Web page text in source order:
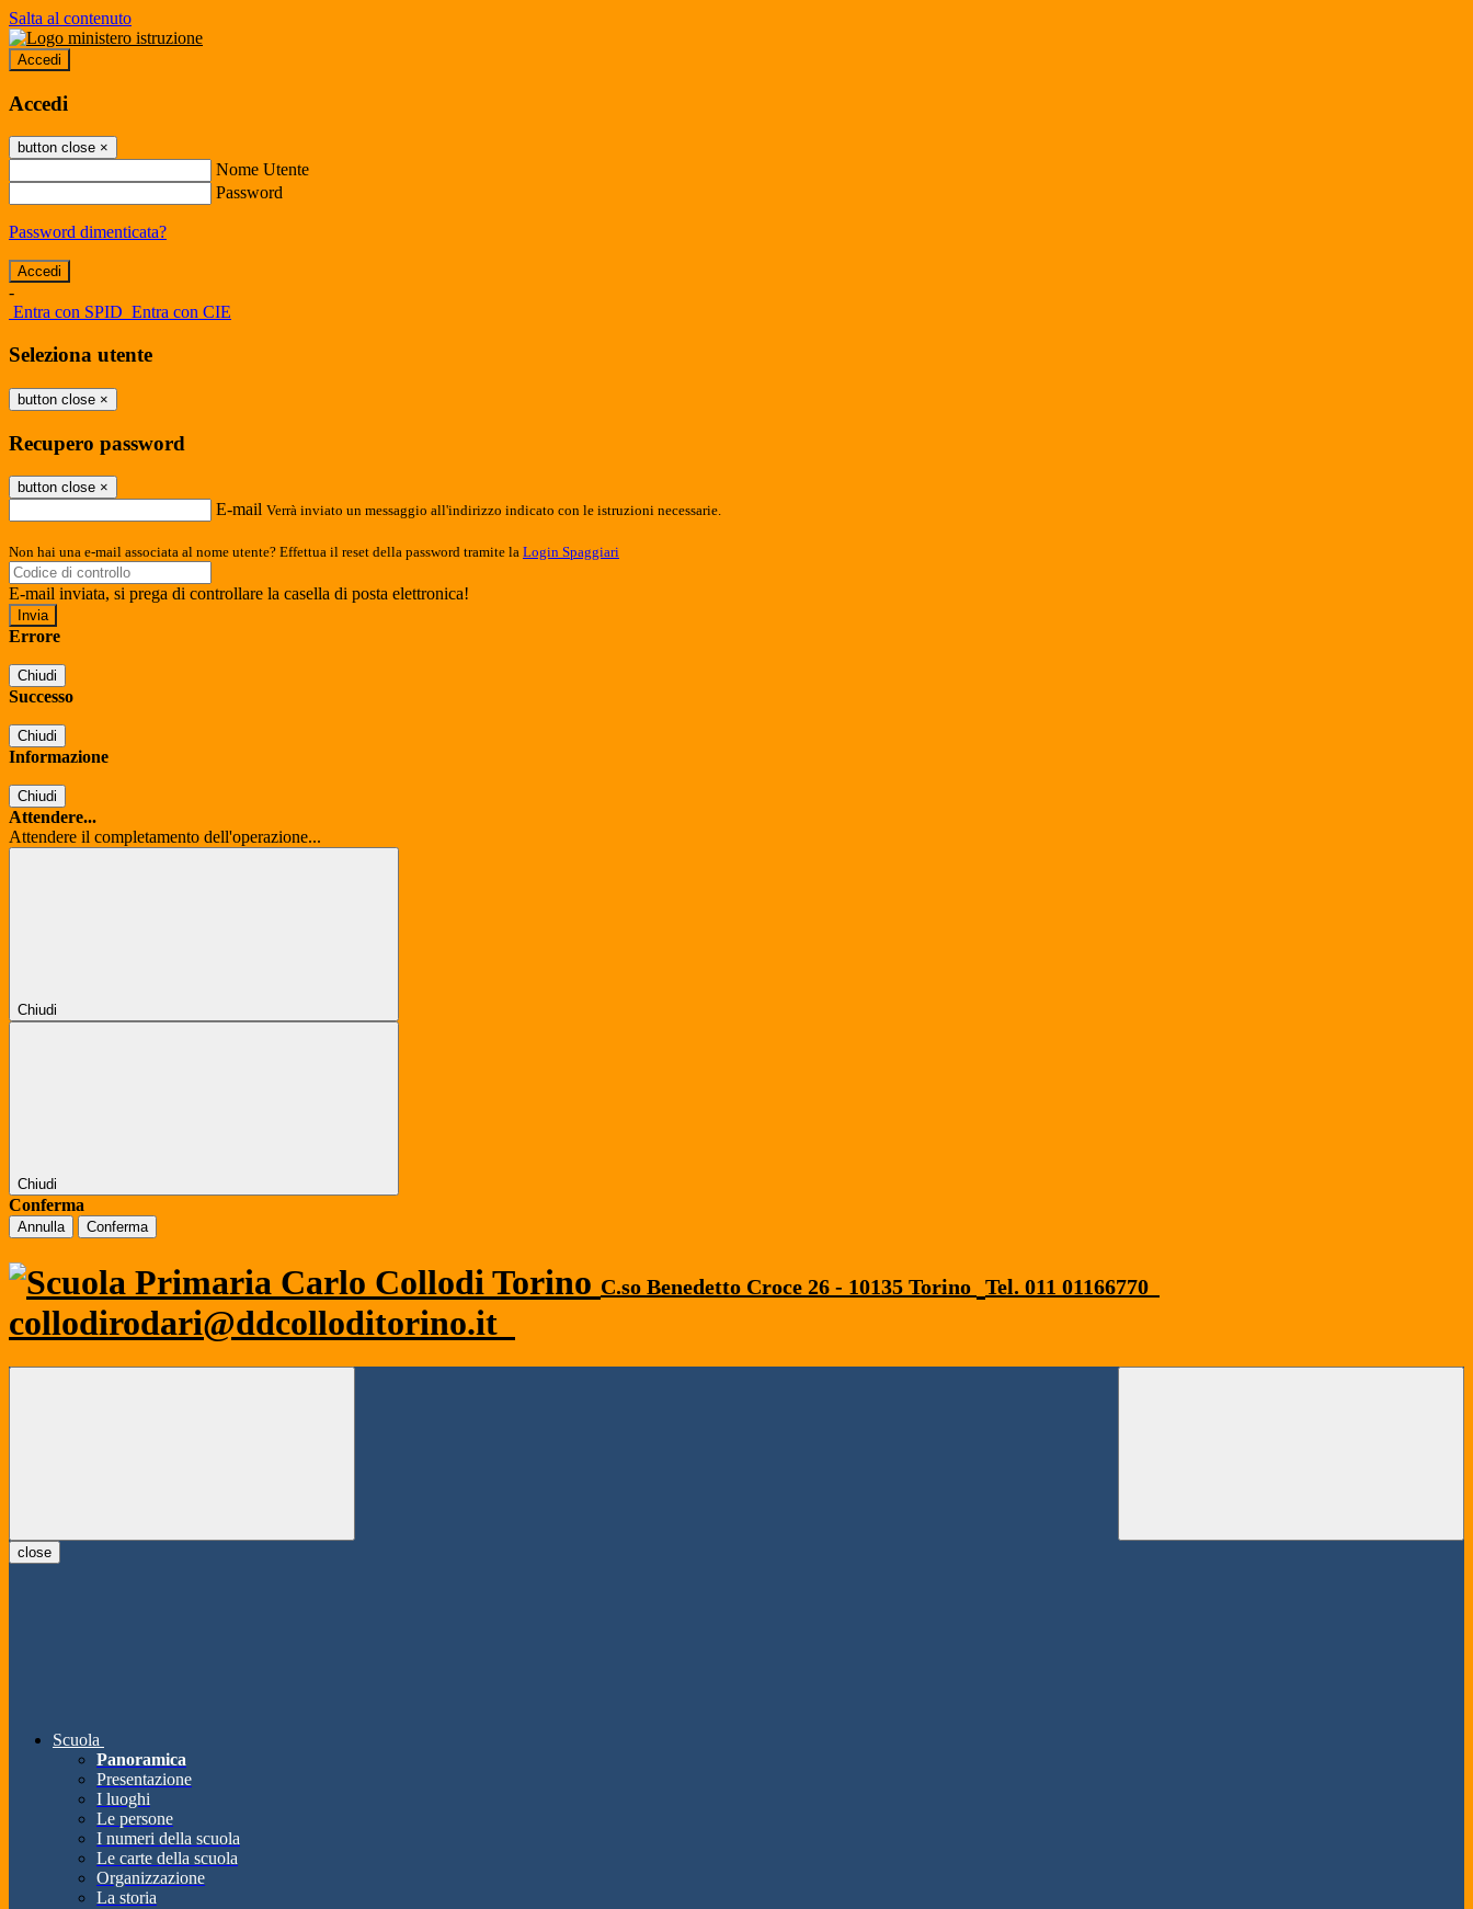
Salta al contenuto
Accedi
Accedi
button close ×
Nome Utente
Password
Password dimenticata?
-
Entra con SPID Entra con CIE
Seleziona utente
button close ×
Recupero password
button close ×
E-mail Verrà inviato un messaggio all'indirizzo indicato con le istruzioni necessarie.
Non hai una e-mail associata al nome utente? Effettua il reset della password tramite la Login Spaggiari
E-mail inviata, si prega di controllare la casella di posta elettronica!
Errore
Chiudi
Successo
Chiudi
Informazione
Chiudi
Attendere...
Attendere il completamento dell'operazione...
Chiudi
Chiudi
Conferma
Annulla Conferma
C.so Benedetto Croce 26 - 10135 Torino Tel. 011 01166770
collodirodari@ddcolloditorino.it
close
Scuola
Panoramica
Presentazione
I luoghi
Le persone
I numeri della scuola
Le carte della scuola
Organizzazione
La storia